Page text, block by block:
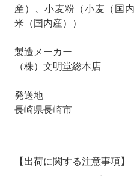
産）、小麦粉（小麦（国
米（国内産））
製造メーカー
（株）文明堂総本店
発送地
長崎県長崎市
【出荷に関する注意事項】